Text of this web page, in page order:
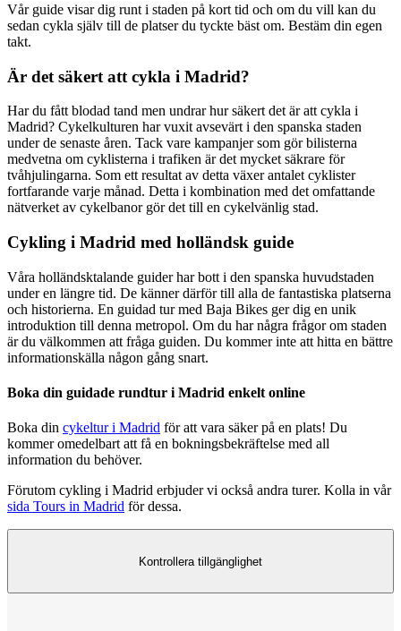
Vår guide visar dig runt i staden på kort tid och om du vill kan du
sedan cykla själv till de platser du tyckte bäst om. Bestäm din egen
takt.
Är det säkert att cykla i Madrid?
Har du fått blodad tand men undrar hur säkert det är att cykla i
Madrid? Cykelkulturen har vuxit avsevärt i den spanska staden
under de senaste åren. Tack vare kampanjer som gör bilisterna
medvetna om cyklisterna i trafiken är det mycket säkrare för
tvåhjulingarna. Som ett resultat av detta växer antalet cyklister
fortfarande varje månad. Detta i kombination med det omfattande
nätverket av cykelbanor gör det till en cykelvänlig stad.
Cykling i Madrid med holländsk guide
Våra holländsktalande guider har bott i den spanska huvudstaden
under en längre tid. De känner därför till alla de fantastiska platserna
och historierna. En guidad tur med Baja Bikes ger dig en unik
introduktion till denna metropol. Om du har några frågor om staden
är du välkommen att fråga guiden. Du kommer inte att hitta en bättre
informationskälla någon gång snart.
Boka din guidade rundtur i Madrid enkelt online
Boka din cykeltur i Madrid för att vara säker på en plats! Du
kommer omedelbart att få en bokningsbekräftelse med all
information du behöver.
Förutom cykling i Madrid erbjuder vi också andra turer. Kolla in vår
sida Tours in Madrid för dessa.
Kontrollera tillgänglighet